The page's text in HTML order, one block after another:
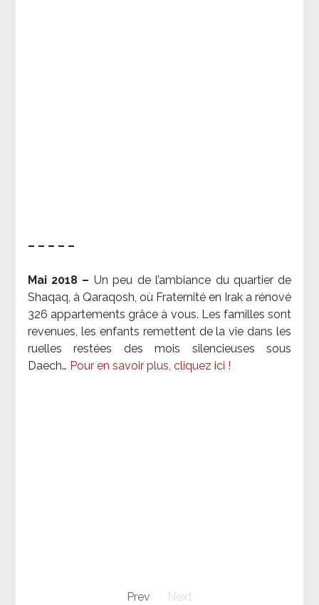
– – – – –
Mai 2018 – Un peu de l’ambiance du quartier de
Shaqaq, à Qaraqosh, où Fraternité en Irak a rénové
326 appartements grâce à vous. Les familles sont
revenues, les enfants remettent de la vie dans les
ruelles restées des mois silencieuses sous
Daech… Pour en savoir plus, cliquez ici !
Prev Next